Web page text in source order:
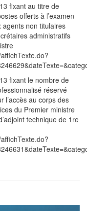
fixant au titre de
offerts à l’examen
non titulaires
administratifs
fixant le nombre de
réservé
l’accès au corps des
du Premier ministre
technique de 1re